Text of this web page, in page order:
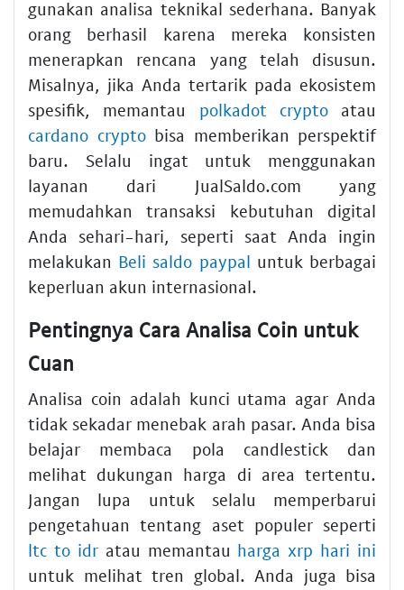
gunakan analisa teknikal sederhana. Banyak
orang berhasil karena mereka konsisten
menerapkan rencana yang telah disusun.
Misalnya, jika Anda tertarik pada ekosistem
spesifik, memantau polkadot cryptoatau
cardano cryptobisa memberikan perspektif
baru. Selalu ingat untuk menggunakan
layanan dari JualSaldo.com yang
memudahkan transaksi kebutuhan digital
Anda sehari-hari, seperti saat Anda ingin
melakukan Beli saldo paypal untuk berbagai
keperluan akun internasional.
Pentingnya Cara Analisa Coin untuk
Cuan
Analisa coin adalah kunci utama agar Anda
tidak sekadar menebak arah pasar. Anda bisa
belajar membaca pola candlestick dan
melihat dukungan harga di area tertentu.
Jangan lupa untuk selalu memperbarui
pengetahuan tentang aset populer seperti
ltc to idratau memantau harga xrp hari ini
untuk melihat tren global. Anda juga bisa